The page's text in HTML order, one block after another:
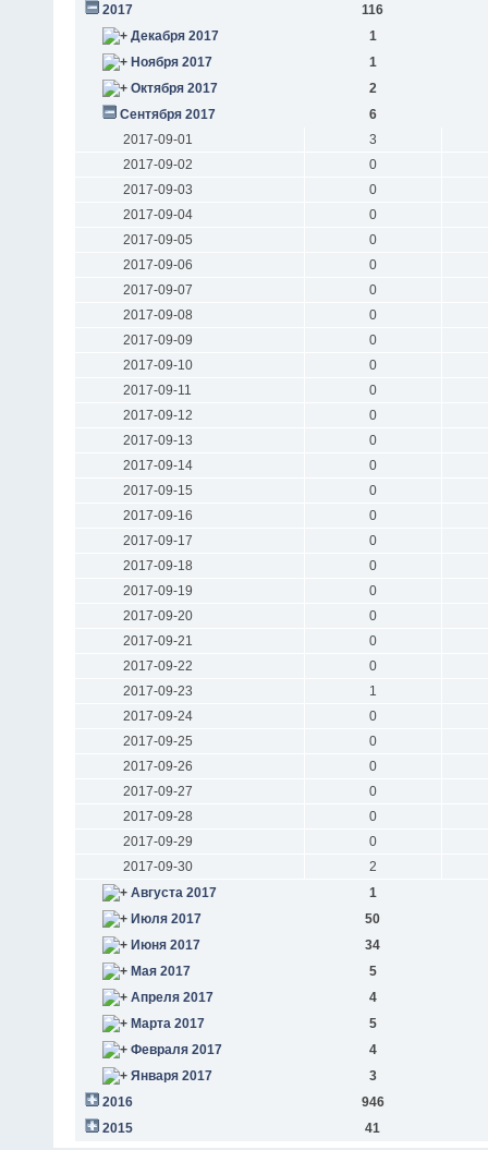
2017
116
Декабря 2017
1
Ноября 2017
1
Октября 2017
2
Сентября 2017
6
2017-09-01
3
2017-09-02
0
2017-09-03
0
2017-09-04
0
2017-09-05
0
2017-09-06
0
2017-09-07
0
2017-09-08
0
2017-09-09
0
2017-09-10
0
2017-09-11
0
2017-09-12
0
2017-09-13
0
2017-09-14
0
2017-09-15
0
2017-09-16
0
2017-09-17
0
2017-09-18
0
2017-09-19
0
2017-09-20
0
2017-09-21
0
2017-09-22
0
2017-09-23
1
2017-09-24
0
2017-09-25
0
2017-09-26
0
2017-09-27
0
2017-09-28
0
2017-09-29
0
2017-09-30
2
Августа 2017
1
Июля 2017
50
Июня 2017
34
Мая 2017
5
Апреля 2017
4
Марта 2017
5
Февраля 2017
4
Января 2017
3
2016
946
2015
41